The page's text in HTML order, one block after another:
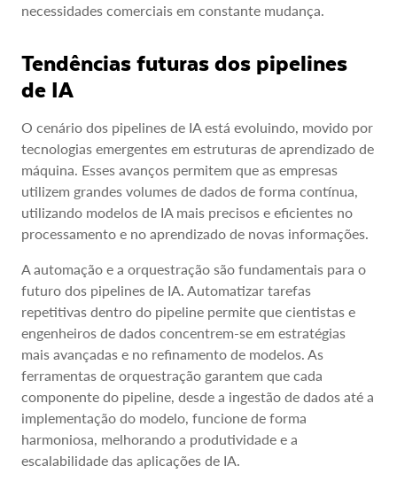
necessidades comerciais em constante mudança.
Tendências futuras dos pipelines
de IA
O cenário dos pipelines de IA está evoluindo, movido por
tecnologias emergentes em estruturas de aprendizado de
máquina. Esses avanços permitem que as empresas
utilizem grandes volumes de dados de forma contínua,
utilizando modelos de IA mais precisos e eficientes no
processamento e no aprendizado de novas informações.
A automação e a orquestração são fundamentais para o
futuro dos pipelines de IA. Automatizar tarefas
repetitivas dentro do pipeline permite que cientistas e
engenheiros de dados concentrem-se em estratégias
mais avançadas e no refinamento de modelos. As
ferramentas de orquestração garantem que cada
componente do pipeline, desde a ingestão de dados até a
implementação do modelo, funcione de forma
harmoniosa, melhorando a produtividade e a
escalabilidade das aplicações de IA.